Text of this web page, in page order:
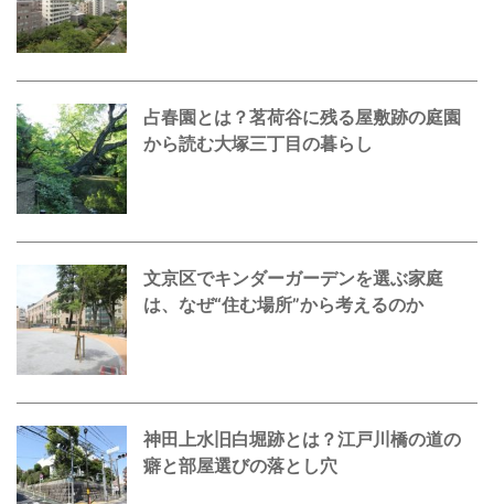
占春園とは？茗荷谷に残る屋敷跡の庭園
から読む大塚三丁目の暮らし
文京区でキンダーガーデンを選ぶ家庭
は、なぜ“住む場所”から考えるのか
神田上水旧白堀跡とは？江戸川橋の道の
癖と部屋選びの落とし穴